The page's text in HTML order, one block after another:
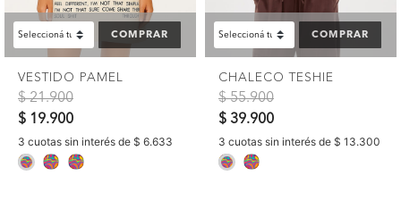
COMPRAR
VESTIDO PAMEL
Precio reducido de
$ 21.900a
$ 19.900
3 cuotas sin interés de $ 6.633
selected
COMPRAR
CHALECO TESHIE
Precio reducido de
$ 55.900a
$ 39.900
3 cuotas sin interés de $ 13.300
selected